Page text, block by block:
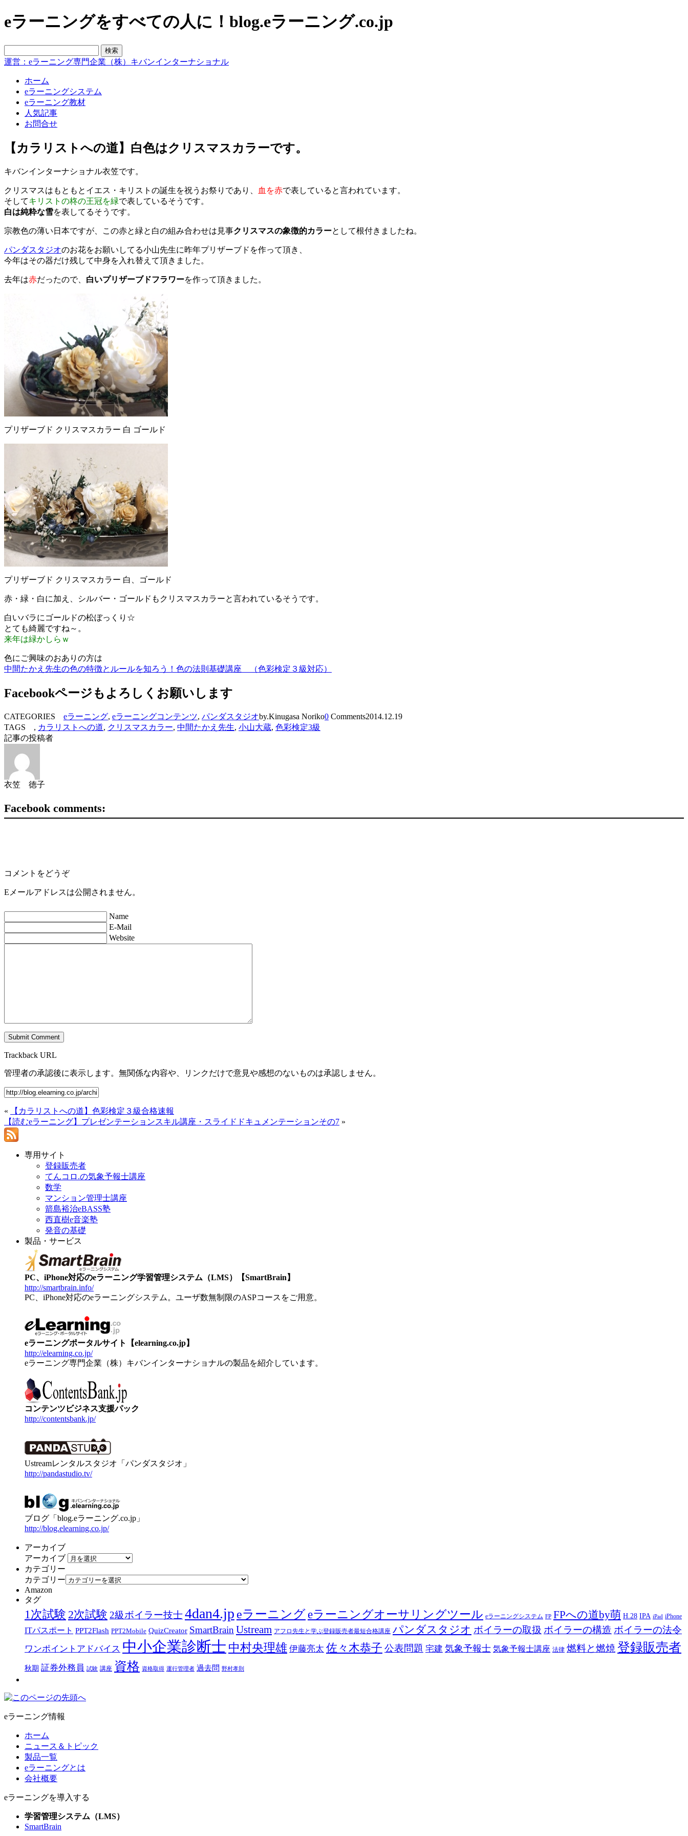
eラーニングをすべての人に！blog.eラーニング.co.jp
運営：eラーニング専門企業（株）キバンインターナショナル
ホーム
eラーニングシステム
eラーニング教材
人気記事
お問合せ
【カラリストへの道】白色はクリスマスカラーです。
キバンインターナショナル衣笠です。
クリスマスはもともとイエス・キリストの誕生を祝うお祭りであり、 血を赤で表していると言われています。
そしてキリストの柊の王冠を緑で表しているそうです。
白は純粋な雪を表してるそうです。
宗教色の薄い日本ですが、この赤と緑と白の組み合わせは見事クリスマスの象徴的カラーとして根付きましたね。
パンダスタジオのお花をお願いしてる小山先生に昨年プリザーブドを作って頂き、
今年はその器だけ残して中身を入れ替えて頂きました。
去年は赤だったので、 白いプリザーブドフラワーを作って頂きました。
プリザーブド クリスマスカラー 白 ゴールド
プリザーブド クリスマスカラー 白、ゴールド
赤・緑・白に加え、シルバー・ゴールドもクリスマスカラーと言われているそうです。
白いバラにゴールドの松ぼっくり☆
とても綺麗ですね～。
来年は緑かしらｗ
色にご興味のおありの方は
中間たかえ先生の色の特徴とルールを知ろう！色の法則基礎講座 （色彩検定３級対応）
Facebookページもよろしくお願いします
CATEGORIES eラーニング, eラーニングコンテンツ, パンダスタジオby.Kinugasa Noriko0 Comments2014.12.19
TAGS , カラリストへの道, クリスマスカラー, 中間たかえ先生, 小山大蔵, 色彩検定3級
記事の投稿者
衣笠 徳子
Facebook comments:
コメントをどうぞ
Eメールアドレスは公開されません。
Name
E-Mail
Website
Trackback URL
管理者の承認後に表示します。無関係な内容や、リンクだけで意見や感想のないものは承認しません。
«
【カラリストへの道】色彩検定３級合格速報
【読むeラーニング】プレゼンテーションスキル講座・スライドドキュメンテーションその7 »
専用サイト
登録販売者
てんコロ.の気象予報士講座
数学
マンション管理士講座
箭島裕治eBASS塾
西直樹e音楽塾
発音の基礎
製品・サービス
PC、iPhone対応のeラーニング学習管理システム（LMS）【SmartBrain】
http://smartbrain.info/
PC、iPhone対応のeラーニングシステム。ユーザ数無制限のASPコースをご用意。
eラーニングポータルサイト【elearning.co.jp】
http://elearning.co.jp/
eラーニング専門企業（株）キバンインターナショナルの製品を紹介しています。
コンテンツビジネス支援パック
http://contentsbank.jp/
Ustreamレンタルスタジオ「パンダスタジオ」
http://pandastudio.tv/
ブログ「blog.eラーニング.co.jp」
http://blog.elearning.co.jp/
アーカイブ
アーカイブ
カテゴリー
カテゴリー
Amazon
タグ
1次試験 2次試験 2級ボイラー技士4dan4.jp eラーニング eラーニングオーサリングツール eラーニングシステム FP FPへの道by萌 H.28 IPA iPad iPhone
ITパスポート PPT2Flash PPT2Mobile QuizCreator SmartBrain Ustream アフロ先生と学ぶ登録販売者最短合格講座 パンダスタジオ ボイラーの取扱 ボイラーの構造 ボイラーの法令
ワンポイントアドバイス 中小企業診断士 中村央理雄 伊藤亮太 佐々木恭子 公表問題 宅建 気象予報士 気象予報士講座 法律 燃料と燃焼 登録販売者
秋期 証券外務員 試験 講座 資格 資格取得 運行管理者 過去問 野村孝則
eラーニング情報
ホーム
ニュース＆トピック
製品一覧
eラーニングとは
会社概要
eラーニングを導入する
学習管理システム（LMS）
SmartBrain